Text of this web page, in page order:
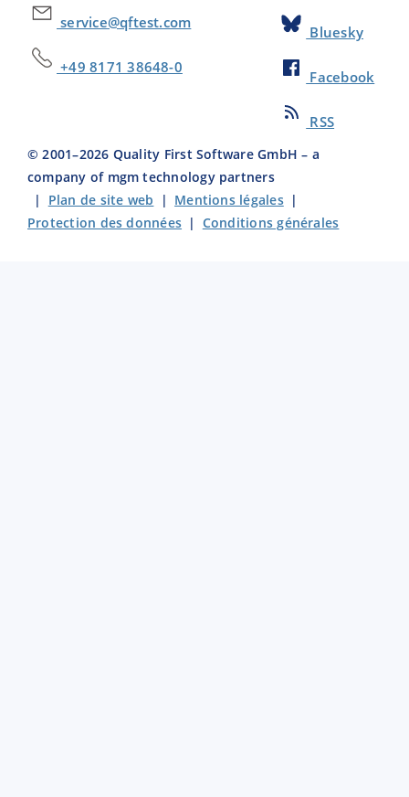
service@qftest.com
+49 8171 38648-0
Bluesky
Facebook
RSS
© 2001–2026 Quality First Software GmbH – a
company of mgm technology partners
| Plan de site web | Mentions légales|
Protection des données | Conditions générales